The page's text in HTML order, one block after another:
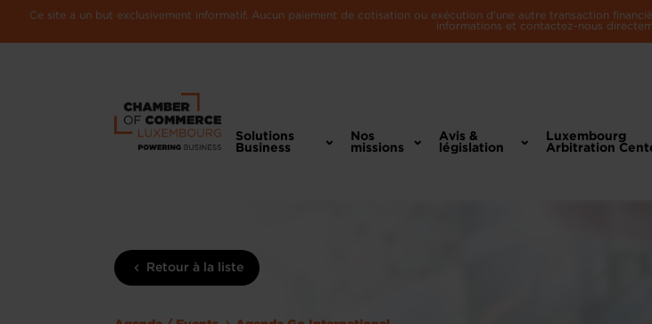
Ce site a un but exclusivement informatif. Aucun paiement de cotisation ou exécution d'une autre transaction
informations et contactez-nous
Solutions
Business
Nos
missions
Avis &
législation
Luxembourg
Arbitration
Retour à la liste